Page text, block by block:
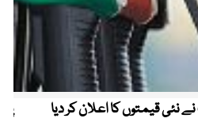
نئی قیمتوں کا اعلان کر دیا